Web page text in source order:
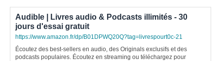
Audible | Livres audio & Podcasts illimités - 30
jours d'essai gratuit
https://www.amazon.fr/dp/B01DPWQ20Q?tag=livrespourt0c-21
Écoutez des best-sellers en audio, des Originals exclusifs et des
podcasts populaires. Écoutez en streaming ou téléchargez pour